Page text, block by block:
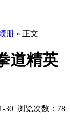
册 » 正文
道精英
30 浏览次数： 78